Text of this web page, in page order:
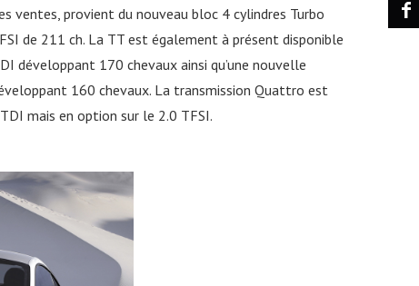
ventes, provient du nouveau bloc 4 cylindres Turbo
de 211 ch. La TT est également à présent disponible
développant 170 chevaux ainsi qu’une nouvelle
160 chevaux. La transmission Quattro est
mais en option sur le 2.0 TFSI.